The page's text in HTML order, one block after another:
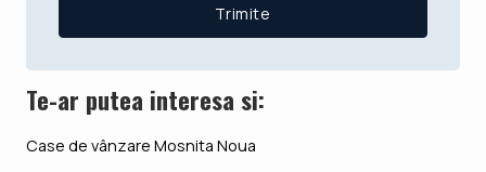
Te-ar putea interesa si:
Case de vânzare Mosnita Noua